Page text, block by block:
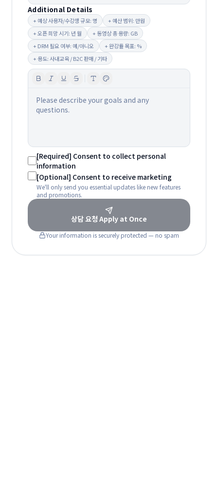
Additional Details
+ 예상 사용자/수강생 규모: 명 + 예산 범위: 만원
+오픈 희망 시기: 년 월 + 동영상 총 용량: GB
+ DRM 필요 여부: 예/아니오 +완강률 목표: %
+용도: 사내교육 / B2C 판매 / 기타
Please describe your goals and any
questions.
[Required] Consent to collect personal
information
[Optional] Consent to receive marketing
We'll only send you essential updates like new features
and promotions.
상담 요청 Apply at Once
Your information is securely protected — no spam